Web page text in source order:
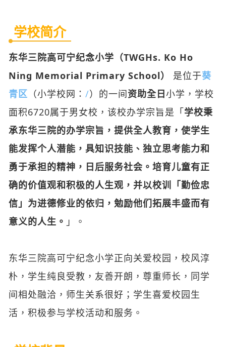
Ning Memorial Primary School）
青区（小学校网：/）的一间资助全日小学，学校
面积6720属于男女校，该校办学宗旨是「学校秉
承东华三院的办学宗旨，提供全人教育，使学生
能发挥个人潜能，具知识技能、独立思考能力和
勇于承担的精神，日后服务社会。培育儿童有正
确的价值观和积极的人生观，并以校训「勤俭忠
信」为进德修业的依归，勉励他们拓展丰盛而有
意义的人生。」。
东华三院高可宁纪念小学正向关爱校园，校风淳
间相处融洽，师生关系很好；学生喜爱校园生
活，积极参与学校活动和服务。
学校背景